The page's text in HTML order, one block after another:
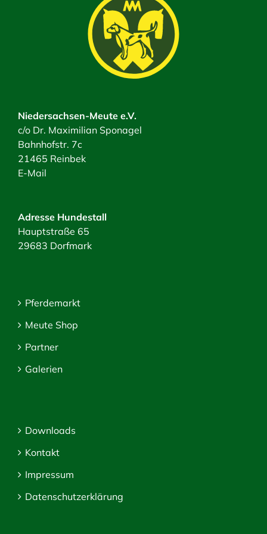
Niedersachsen-Meute e.V.
c/o Dr. Maximilian Sponagel
Bahnhofstr. 7c
21465 Reinbek
E-Mail
Adresse Hundestall
Hauptstraße 65
29683 Dorfmark
Pferdemarkt
Meute Shop
Partner
Galerien
Downloads
Kontakt
Impressum
Datenschutzerklärung